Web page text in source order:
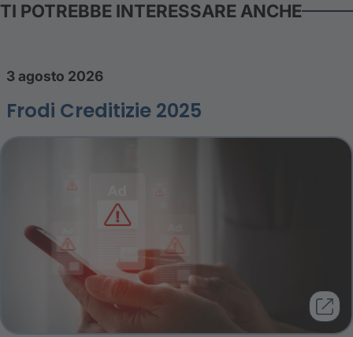
TI POTREBBE INTERESSARE ANCHE
3 agosto 2026
Frodi Creditizie 2025